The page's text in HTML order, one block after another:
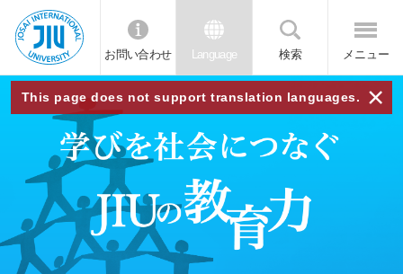
JIU
城西
国際
大学
お問い合わせ Language 検索 メニュー
This page does not support translation languages. ×